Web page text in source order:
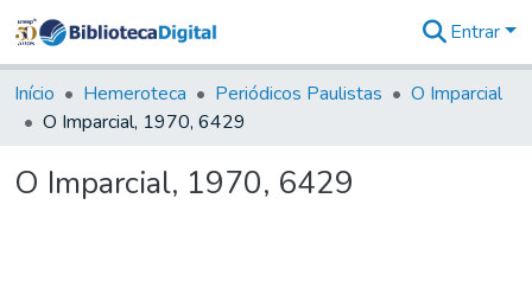
&
Coleções
Tudo na
Digital
Entrar
Início Hemeroteca Periódicos Paulistas
O Imparcial
O Imparcial, 1970, 6429
O Imparcial, 1970, 6429